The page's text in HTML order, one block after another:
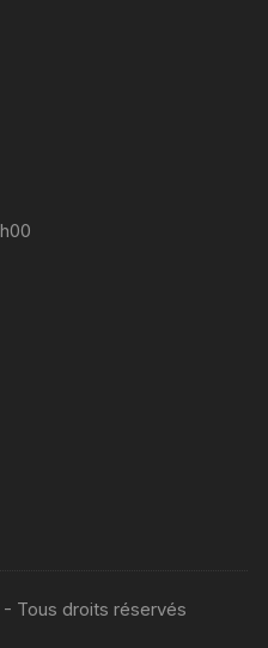
- Tous droits réservés